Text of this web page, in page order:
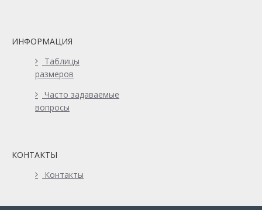
ИНФОРМАЦИЯ
Таблицы
размеров
Часто задаваемые
вопросы
КОНТАКТЫ
Контакты